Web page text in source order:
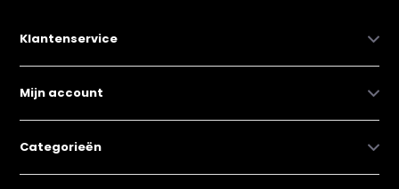
Klantenservice
Mijn account
Categorieën